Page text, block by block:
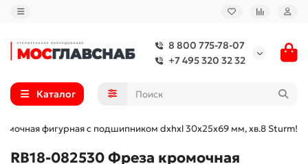
8 800 775-78-07
+7 495 320 32 32
Каталог
фигурная с подшипником dxhxl 30x25x69 мм, хв.8 Sturm!
RB18-082530 Фреза кромочная